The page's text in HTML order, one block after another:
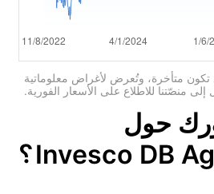
تكون متأخرة، وتُعرض لأغراض معلوماتية
منصّتنا للاطلاع على الأسعار الفورية.
حول
Invesco DB
?